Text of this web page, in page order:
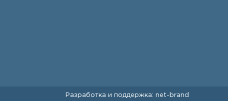
Разработка и поддержка: net- brand